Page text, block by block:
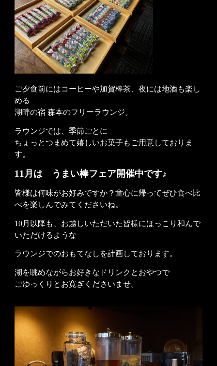
ご夕食前にはコーヒーや加賀棒茶、夜には地酒も楽し
める
湖畔の宿 森本のフリーラウンジ。
ラウンジでは、季節ごとに
ちょっとつまめて嬉しいお菓子もご用意しておりま
す。
11 月は うまい棒フェア開催中です♪
皆様は何味がお好みですか？童心に帰ってぜひ食べ比
べを楽しんでみてくださいね。
10月以降も、お越しいただいた皆様にほっこり和んで
いただけるような
ラウンジでのおもてなしを計画しております。
湖を眺めながらお好きなドリンクとおやつで
ごゆっくりとお寛ぎくださいませ。